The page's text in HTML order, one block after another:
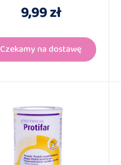
9,99 zł
Czekamy na dostawę